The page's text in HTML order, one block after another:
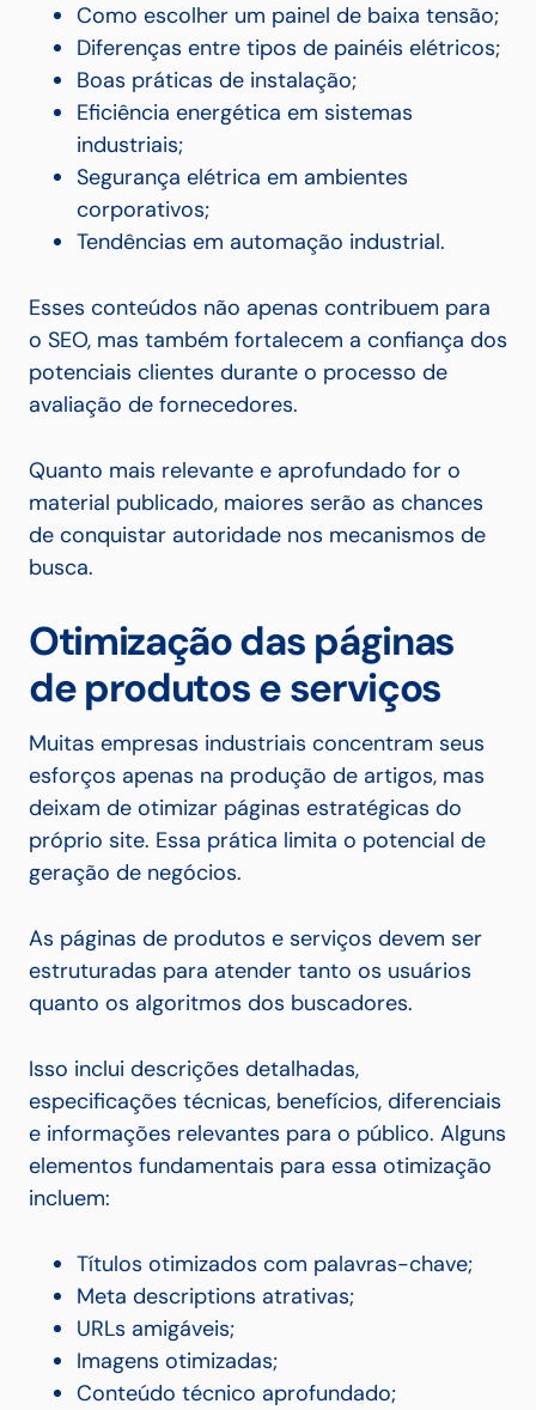
Como escolher um painel de baixa tensão;
Diferenças entre tipos de painéis elétricos;
Boas práticas de instalação;
Eficiência energética em sistemas
industriais;
Segurança elétrica em ambientes
corporativos;
Tendências em automação industrial.
Esses conteúdos não apenas contribuem para
o SEO, mas também fortalecem a confiança dos
potenciais clientes durante o processo de
avaliação de fornecedores.
Quanto mais relevante e aprofundado for o
material publicado, maiores serão as chances
de conquistar autoridade nos mecanismos de
busca.
Otimização das páginas
de produtos e serviços
Muitas empresas industriais concentram seus
esforços apenas na produção de artigos, mas
deixam de otimizar páginas estratégicas do
próprio site. Essa prática limita o potencial de
geração de negócios.
As páginas de produtos e serviços devem ser
estruturadas para atender tanto os usuários
quanto os algoritmos dos buscadores.
Isso inclui descrições detalhadas,
especificações técnicas, benefícios, diferenciais
e informações relevantes para o público. Alguns
elementos fundamentais para essa otimização
incluem:
Títulos otimizados com palavras-chave;
Meta descriptions atrativas;
URLs amigáveis;
Imagens otimizadas;
Conteúdo técnico aprofundado;